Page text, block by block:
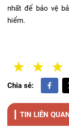
nhất để bảo vệ
hiểm.
2
1 Sao
Chia sẻ:
TIN LIÊN